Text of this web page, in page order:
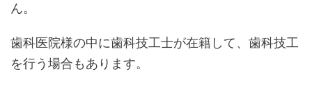
ん。
歯科医院様の中に歯科技工士が在籍して、歯科技工
を行う場合もあります。